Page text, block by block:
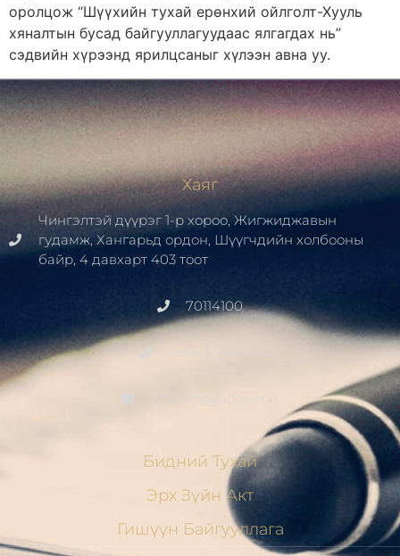
оролцож “Шүүхийн тухай ерөнхий ойлголт-Хууль
хяналтын бусад байгууллагуудаас ялгагдах нь”
сэдвийн хүрээнд ярилцсаныг хүлээн авна уу.
Хаяг
Чингэлтэй дүүрэг 1-р хороо, Жигжиджавын
гудамж, Хангарьд ордон, Шүүгчдийн холбооны
байр, 4 давхарт 403 тоот
70114100
contact@judge.mn
Бидний Тухай
Эрх Зүйн Акт
Гишүүн Байгууллага